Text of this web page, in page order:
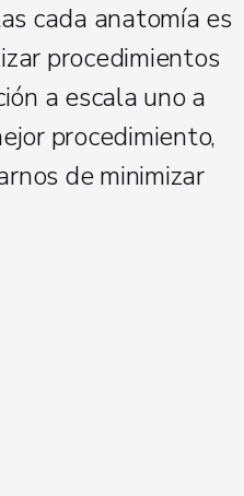
cada anatomía es
procedimientos
a escala uno a
procedimiento,
de minimizar